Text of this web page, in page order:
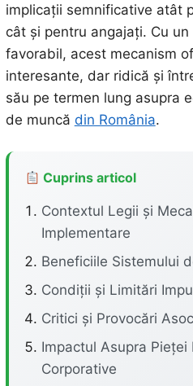
implicații semnificative atât
cât și pentru angajați. Cu
favorabil, acest mecanism
interesante, dar ridică și
său pe termen lung asupra
de muncă din România.
Cuprins articol
Contextul Legii și
Implementare
Beneficiile Sistemului
Condiții și Limitări
Critici și Provocări
Impactul Asupra Pieței
Corporative